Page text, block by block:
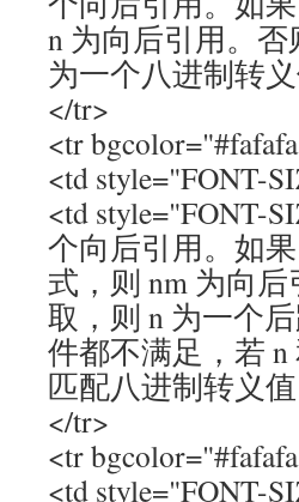
n 为向后引用。
为一个八进制转
</tr>
<tr
<td style="FONT-
<td style="FONT-
个向后引用。如
式，则 nm 为向
取，则 n 为一个
件都不满足，若 n
匹配八进制转义
</tr>
<tr
<td style="FONT-